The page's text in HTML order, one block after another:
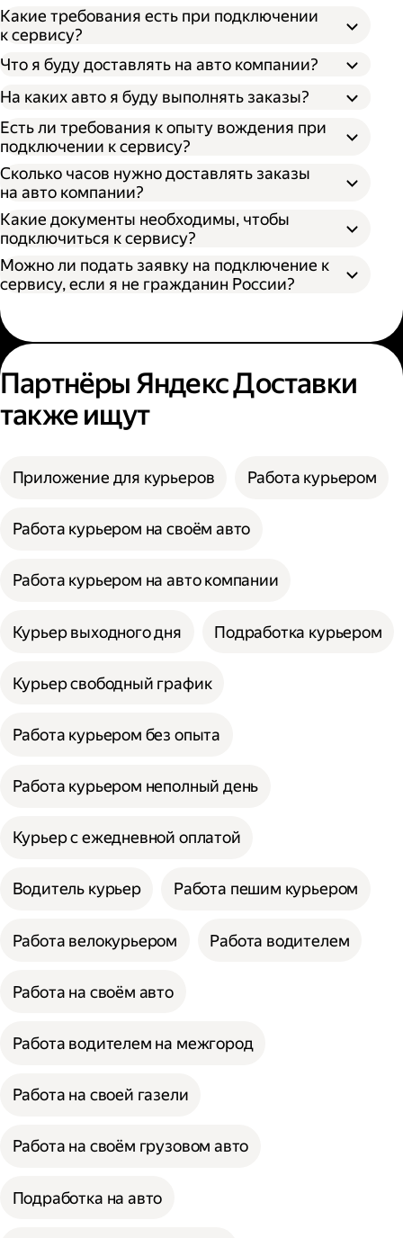
Какие требования есть при подключении
к сервису?
Что я буду доставлять на авто компании?
На каких авто я буду выполнять заказы?
Есть ли требования к опыту вождения при
подключении к сервису?
Сколько часов нужно доставлять заказы
на авто компании?
Какие документы необходимы, чтобы
подключиться к сервису?
Можно ли подать заявку на подключение к
сервису, если я не гражданин России?
Партнёры Яндекс Доставки
также ищут
Приложение для курьеров Работа курьером
Работа курьером на своём авто
Работа курьером на авто компании
Курьер выходного дня Подработка курьером
Курьер свободный график
Работа курьером без опыта
Работа курьером неполный день
Курьер с ежедневной оплатой
Водитель курьер Работа пешим курьером
Работа велокурьером Работа водителем
Работа на своём авто
Работа водителем на межгород
Работа на своей газели
Работа на своём грузовом авто
Подработка на авто